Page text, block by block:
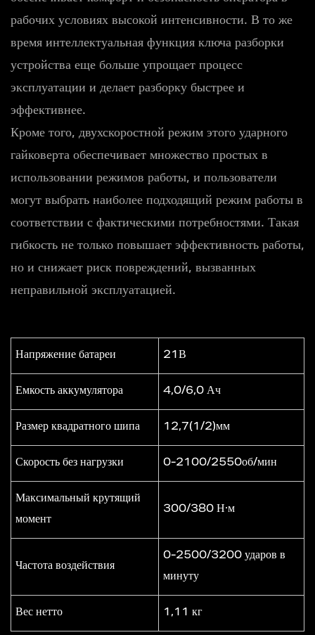
рабочих условиях высокой интенсивности. В то же
время интеллектуальная функция ключа разборки
устройства еще больше упрощает процесс
эксплуатации и делает разборку быстрее и
эффективнее.
Кроме того, двухскоростной режим этого ударного
гайковерта обеспечивает множество простых в
использовании режимов работы, и пользователи
могут выбрать наиболее подходящий режим работы в
соответствии с фактическими потребностями. Такая
гибкость не только повышает эффективность работы,
но и снижает риск повреждений, вызванных
неправильной эксплуатацией.
Напряжение батареи 21В
Емкость аккумулятора 4,0/6,0 Ач
Размер квадратного шипа 12,7(1/2)мм
Скорость без нагрузки 0-2100/2550об/мин
Максимальный крутящий
момент
300/380 Н·м
Частота воздействия
0-2500/3200 ударов в
минуту
Вес нетто 1,11 кг